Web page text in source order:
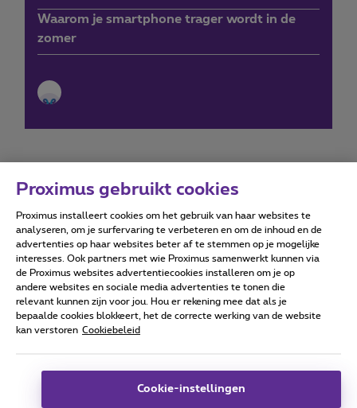
Waarom je smartphone trager wordt in de
zomer
Forumvoorwaarden Accessibility statement
Alle rechten voorbehouden. © Proximus
Algemene voorwaarden, consumenteninfo
Deze website is gecreëerd en wordt beheerd conform het
Proximus gebruikt cookies
Proximus installeert cookies om het gebruik van haar websites te
analyseren, om je surfervaring te verbeteren en om de inhoud en de
advertenties op haar websites beter af te stemmen op je mogelijke
interesses. Ook partners met wie Proximus samenwerkt kunnen via
de Proximus websites advertentiecookies installeren om je op
andere websites en sociale media advertenties te tonen die
relevant kunnen zijn voor jou. Hou er rekening mee dat als je
bepaalde cookies blokkeert, het de correcte werking van de website
kan verstoren Cookiebeleid
Cookie-instellingen